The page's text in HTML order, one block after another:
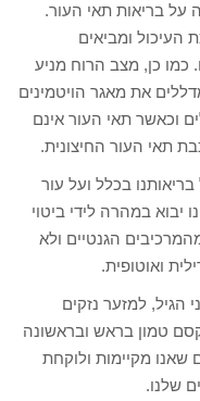
בריאות תאי העור.
ומביאים
כמו כן, מצב הרוח מניע
את מאגר הויטמינים
וכאשר תאי העור אינם
תאי העור החיצונית.
בכלל ועל עור
יבוא במהרה לידי ביטוי
הגנטיים ולא
ואוטופית.
למזער נזקים
טמון בראש ובראשונה
מקיימות ולוקחת
שלנו.